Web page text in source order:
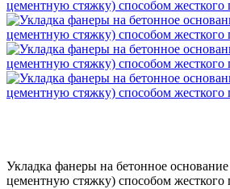
Укладка фанеры на бетонное
цементную стяжку) способом жесткого